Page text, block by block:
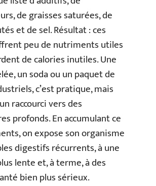
de graisses saturées, de
et de sel. Résultat : ces
peu de nutriments utiles
de calories inutiles. Une
un soda ou un paquet de
c’est pratique, mais
raccourci vers des
profonds. En accumulant ce
on expose son organisme
digestifs récurrents, à une
lente et, à terme, à des
bien plus sérieux.